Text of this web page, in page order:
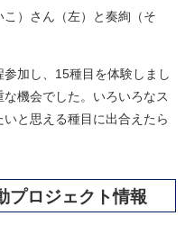
）さん（左）と奏絢（そ
加し、15種目を体験しまし
機会でした。いろいろなス
と思える種目に出合えたら
ロジェクト情報